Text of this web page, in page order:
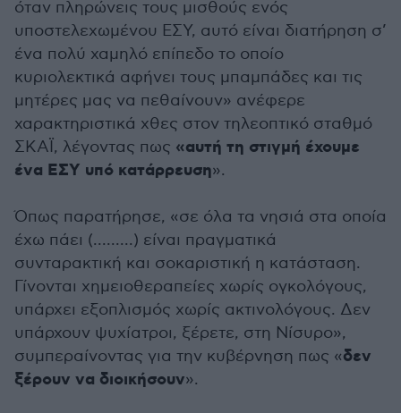
όταν πληρώνεις τους μισθούς ενός
υποστελεχωμένου ΕΣΥ, αυτό είναι διατήρηση σ’
ένα πολύ χαμηλό επίπεδο το οποίο
κυριολεκτικά αφήνει τους μπαμπάδες και τις
μητέρες μας να πεθαίνουν» ανέφερε
χαρακτηριστικά χθες στον τηλεοπτικό σταθμό
ΣΚΑΪ, λέγοντας πως «αυτή τη στιγμή έχουμε
ένα ΕΣΥ υπό κατάρρευση».
Όπως παρατήρησε, «σε όλα τα νησιά στα οποία
έχω πάει (.........) είναι πραγματικά
συνταρακτική και σοκαριστική η κατάσταση.
Γίνονται χημειοθεραπείες χωρίς ογκολόγους,
υπάρχει εξοπλισμός χωρίς ακτινολόγους. Δεν
υπάρχουν ψυχίατροι, ξέρετε, στη Νίσυρο»,
συμπεραίνοντας για την κυβέρνηση πως «δεν
ξέρουν να διοικήσουν».